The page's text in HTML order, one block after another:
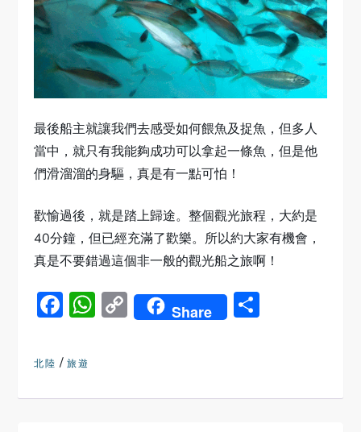
最後船主就讓我們去感受如何餵魚及捉魚，但多人
當中，就只有我能夠成功可以拿起一條魚，但是他
們滑溜溜的身驅，真是有一點可怕！
歡愉過後，就是踏上歸途。整個觀光旅程，大約是
40分鐘，但已經充滿了歡樂。所以約大家有機會，
真是不要錯過這個非一般的觀光船之旅啊！
Facebook
WhatsApp
Copy
Link
Share
北陸 /旅遊